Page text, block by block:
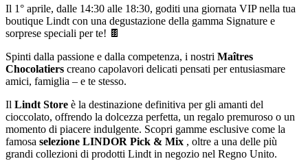
Il 1° aprile, dalle 14:30 alle 18:30, goditi una giornata VIP nella tua
boutique Lindt con una degustazione della gamma Signature e
sorprese speciali per te! 🍫
Spinti dalla passione e dalla competenza, i nostri Maîtres
Chocolatiers creano capolavori delicati pensati per entusiasmare
amici, famiglia – e te stesso.
Il Lindt Store è la destinazione definitiva per gli amanti del
cioccolato, offrendo la dolcezza perfetta, un regalo premuroso o un
momento di piacere indulgente. Scopri gamme esclusive come la
famosa selezione LINDOR Pick & Mix , oltre a una delle più
grandi collezioni di prodotti Lindt in negozio nel Regno Unito.